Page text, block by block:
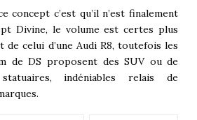
concept c’est qu’il n’est finalement
Divine, le volume est certes plus
celui d’une Audi R8, toutefois les
de DS proposent des SUV ou de
indéniables relais de